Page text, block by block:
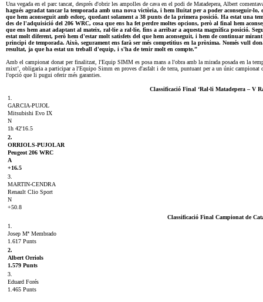
Una vegada en el parc tancat, després d'obrir les ampolles de cava en el podi de Matadepera, Albert
hagués agradat tancar la temporada amb una nova victòria, i hem lluitat per a poder aconseguir-
que hem aconseguit amb esforç, quedant solament a 38 punts de la primera posició. Ha estat una
des de l'adquisició del 206 WRC, cosa que ens ha fet perdre moltes opcions, però al final hem
que ens hem anat adaptant al mateix, ral·lie a ral·lie, fins a arribar a aquesta magnífica posició.
estat molt diferent, però hem d'estar molt satisfets del que hem aconseguit, i hem de continuar
principi de temporada. Això, segurament ens farà ser més competitius en la pròxima. Només vull
resultat, ja que ha estat un treball d'equip, i s'ha de tenir molt en compte.”
Amb el campionat donat per finalitzat, l'Equip SIMM es posa mans a l'obra amb la mirada posada en la
mixt’, obligaria a participar a l'Equipo Simm en proves d'asfalt i de terra, puntuant per a un únic campionat
l'opció que li pugui oferir més garanties.
Classificació Final ‘Ral·li Matadepera – V
1.
GARCIA-PUJOL
Mitsubishi Evo IX
N
1h 42'16.5
2.
ORRIOLS-PUJOLAR
Peugeot 206 WRC
A
+16.5
3.
MARTIN-CENDRA
Renault Clio Sport
N
+50.8
Classificació Final Campionat de
1.
Josep Mª Membrado
1.617 Punts
2.
Albert Orriols
1.579 Punts
3.
Eduard Forés
1.465 Punts